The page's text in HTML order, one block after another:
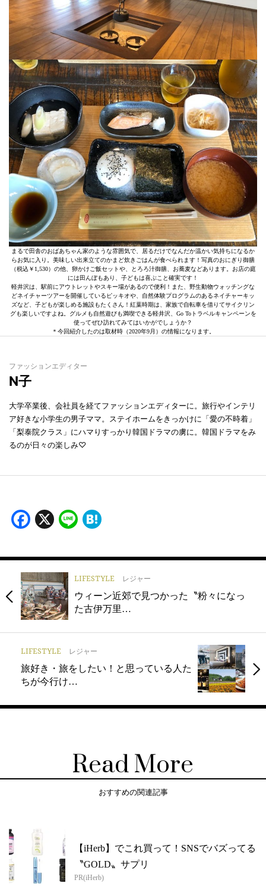
まるで田舎のおばあちゃん家のような雰囲気で、居るだけでなんだか温かい気持ちになるか
らお気に入り。美味しい出来立てのかまど炊きごはんが食べられます！写真のおにぎり御膳
（税込￥1,530）の他、卵かけご飯セットや、とろろ汁御膳、お蕎麦などあります。お店の庭
には田んぼもあり、子どもは喜ぶこと確実です！
軽井沢は、駅前にアウトレットやスキー場があるので便利！また、野生動物ウォッチングな
どネイチャーツアーを開催しているピッキオや、自然体験プログラムのあるネイチャーキッ
ズなど、子どもが楽しめる施設もたくさん！紅葉時期は、家族で自転車を借りてサイクリン
グも楽しいですよね。グルメも自然遊びも満喫できる軽井沢、Go Toトラベルキャンペーンを
使ってぜひ訪れてみてはいかがでしょうか？
＊今回紹介したのは取材時（2020年9月）の情報になります。
ファッションエディター
N子
大学卒業後、会社員を経てファッションエディターに。旅行やインテリ
ア好きな小学生の男子ママ。ステイホームをきっかけに「愛の不時着」
「梨泰院クラス」にハマりすっかり韓国ドラマの虜に。韓国ドラマをみ
るのが日々の楽しみ♡
Facebook
X Line
LIFESTYLE レジャー
ウィーン近郊で見つかった〝粉々になっ
た古伊万里…
LIFESTYLE レジャー
旅好き・旅をしたい！と思っている人た
ちが今行け…
Read More
おすすめの関連記事
【iHerb】でこれ買って！SNSでバズってる
〝GOLD〟サプリ
PR(iHerb)